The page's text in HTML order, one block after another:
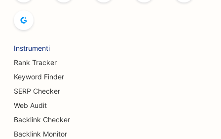
SEO krūšu palielināšanas pakalpojumiem
SEO burgeru kravas automašīnām
SEO kafejnīcām
Instrumenti
Rank Tracker
Keyword Finder
SERP Checker
Web Audit
Backlink Checker
Backlink Monitor